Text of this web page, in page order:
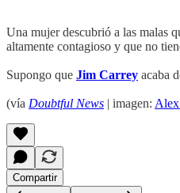
Una mujer descubrió a las malas
altamente contagioso y que no
Supongo que Jim Carrey acaba
(vía Doubtful News | imagen:
Compartir